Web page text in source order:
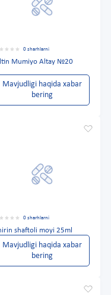
0 sharhlarni
Mumiyo Altay №20
Mavjudligi haqida xabar
bering
0 sharhlarni
shaftoli moyi 25ml
Mavjudligi haqida xabar
bering